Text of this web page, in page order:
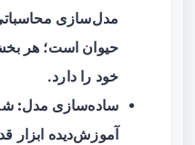
مدل‌سازی
حیوان است؛ هر
خود را دارد.
ساده‌سازی مدل:
آموزش‌دیده ابزار